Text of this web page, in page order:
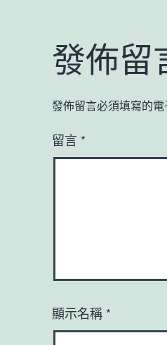
發佈留
發佈留言必須填寫的
留言 *
顯示名稱 *